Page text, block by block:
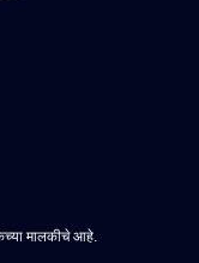
मालकीचे आहे.